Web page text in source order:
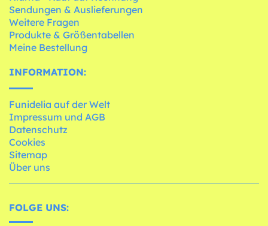
Sendungen & Auslieferungen
Weitere Fragen
Produkte & Größentabellen
Meine Bestellung
INFORMATION:
Funidelia auf der Welt
Impressum und AGB
Datenschutz
Cookies
Sitemap
Über uns
FOLGE UNS: